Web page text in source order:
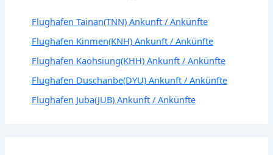
Flughafen Tainan(TNN) Ankunft / Ankünfte
Flughafen Kinmen(KNH) Ankunft / Ankünfte
Flughafen Kaohsiung(KHH) Ankunft / Ankünfte
Flughafen Duschanbe(DYU) Ankunft / Ankünfte
Flughafen Juba(JUB) Ankunft / Ankünfte